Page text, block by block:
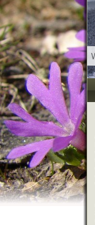
Czarna Kopa